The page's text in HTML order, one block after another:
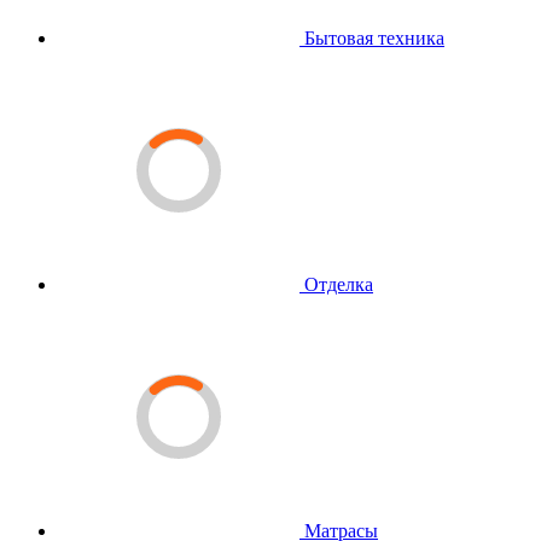
Бытовая техника
Отделка
Матрасы